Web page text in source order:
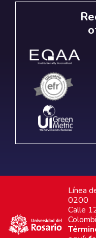
Línea
0200
Calle